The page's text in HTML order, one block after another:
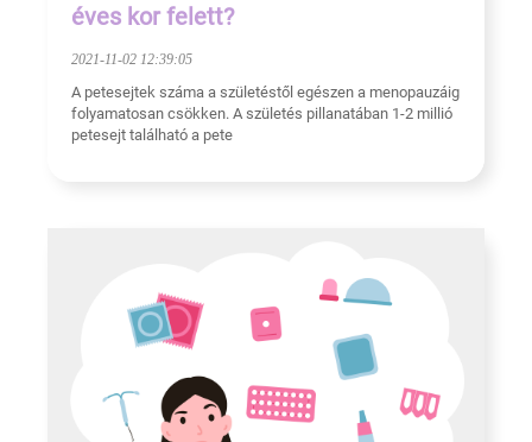
éves kor felett?
2021-11-02 12:39:05
A petesejtek száma a születéstől egészen a menopauzáig
folyamatosan csökken. A születés pillanatában 1-2 millió
petesejt található a pete